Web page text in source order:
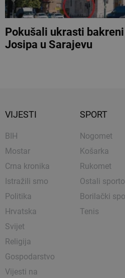
Pokušali ukrasti
Josipa u Sarajevu
VIJESTI
BIH
Mostar
Crna kronika
Istražili smo
Politika
Hrvatska
Svijet
Religija
Gospodarstvo
Vijesti na
SPORT
Nogomet
Košarka
Rukomet
Ostali
Borilački
Tenis